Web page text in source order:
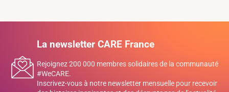
La newsletter CARE France
Rejoignez 200 000 membres solidaires de la communauté
#WeCARE.
Inscrivez-vous à notre newsletter mensuelle pour recevoir